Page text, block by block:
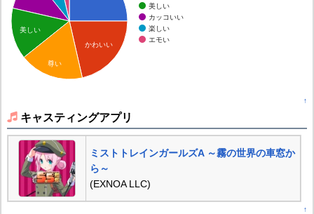
美しい
カッコいい
楽しい
エモい
かわいい
美しい
尊い
↑
キャスティングアプリ
ミストトレインガールズA ～霧の世界の車窓か
ら～
(EXNOA LLC)
↑